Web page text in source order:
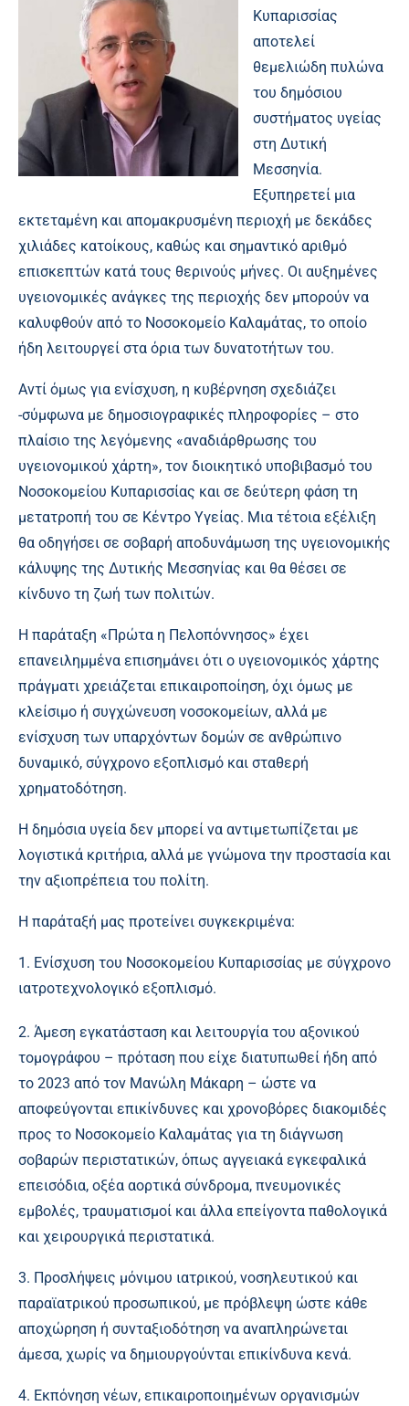
Κυπαρισσίας
αποτελεί
θεμελιώδη πυλώνα
του δημόσιου
συστήματος υγείας
στη Δυτική
Μεσσηνία.
Εξυπηρετεί μια
εκτεταμένη και απομακρυσμένη περιοχή με δεκάδες
χιλιάδες κατοίκους, καθώς και σημαντικό αριθμό
επισκεπτών κατά τους θερινούς μήνες. Οι αυξημένες
υγειονομικές ανάγκες της περιοχής δεν μπορούν να
καλυφθούν από το Νοσοκομείο Καλαμάτας, το οποίο
ήδη λειτουργεί στα όρια των δυνατοτήτων του.
Αντί όμως για ενίσχυση, η κυβέρνηση σχεδιάζει
-σύμφωνα με δημοσιογραφικές πληροφορίες – στο
πλαίσιο της λεγόμενης «αναδιάρθρωσης του
υγειονομικού χάρτη», τον διοικητικό υποβιβασμό του
Νοσοκομείου Κυπαρισσίας και σε δεύτερη φάση τη
μετατροπή του σε Κέντρο Υγείας. Μια τέτοια εξέλιξη
θα οδηγήσει σε σοβαρή αποδυνάμωση της υγειονομικής
κάλυψης της Δυτικής Μεσσηνίας και θα θέσει σε
κίνδυνο τη ζωή των πολιτών.
Η παράταξη «Πρώτα η Πελοπόννησος» έχει
επανειλημμένα επισημάνει ότι ο υγειονομικός χάρτης
πράγματι χρειάζεται επικαιροποίηση, όχι όμως με
κλείσιμο ή συγχώνευση νοσοκομείων, αλλά με
ενίσχυση των υπαρχόντων δομών σε ανθρώπινο
δυναμικό, σύγχρονο εξοπλισμό και σταθερή
χρηματοδότηση.
Η δημόσια υγεία δεν μπορεί να αντιμετωπίζεται με
λογιστικά κριτήρια, αλλά με γνώμονα την προστασία και
την αξιοπρέπεια του πολίτη.
Η παράταξή μας προτείνει συγκεκριμένα:
1. Ενίσχυση του Νοσοκομείου Κυπαρισσίας με σύγχρονο
ιατροτεχνολογικό εξοπλισμό.
2. Άμεση εγκατάσταση και λειτουργία του αξονικού
τομογράφου – πρόταση που είχε διατυπωθεί ήδη από
το 2023 από τον Μανώλη Μάκαρη – ώστε να
αποφεύγονται επικίνδυνες και χρονοβόρες διακομιδές
προς το Νοσοκομείο Καλαμάτας για τη διάγνωση
σοβαρών περιστατικών, όπως αγγειακά εγκεφαλικά
επεισόδια, οξέα αορτικά σύνδρομα, πνευμονικές
εμβολές, τραυματισμοί και άλλα επείγοντα παθολογικά
και χειρουργικά περιστατικά.
3. Προσλήψεις μόνιμου ιατρικού, νοσηλευτικού και
παραϊατρικού προσωπικού, με πρόβλεψη ώστε κάθε
αποχώρηση ή συνταξιοδότηση να αναπληρώνεται
άμεσα, χωρίς να δημιουργούνται επικίνδυνα κενά.
4. Εκπόνηση νέων, επικαιροποιημένων οργανισμών